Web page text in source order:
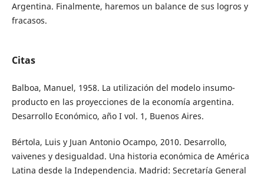
Argentina. Finalmente, haremos un balance de sus logros y
fracasos.
Citas
Balboa, Manuel, 1958. La utilización del modelo insumo-
producto en las proyecciones de la economía argentina.
Desarrollo Económico, año I vol. 1, Buenos Aires.
Bértola, Luis y Juan Antonio Ocampo, 2010. Desarrollo,
vaivenes y desigualdad. Una historia económica de América
Latina desde la Independencia. Madrid: Secretaría General